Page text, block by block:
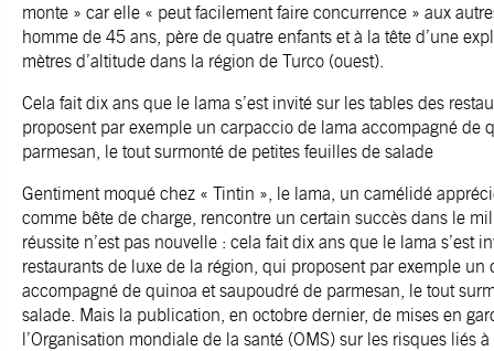
monte » car elle « peut facilement faire concurrence » aux
homme de 45 ans, père de quatre enfants et à la tête d’une
mètres d’altitude dans la région de Turco (ouest).
Cela fait dix ans que le lama s’est invité sur les tables des
proposent par exemple un carpaccio de lama accompagné de
parmesan, le tout surmonté de petites feuilles de salade
Gentiment moqué chez « Tintin », le lama, un camélidé
comme bête de charge, rencontre un certain succès dans le
réussite n’est pas nouvelle : cela fait dix ans que le lama s’est
restaurants de luxe de la région, qui proposent par exemple un
accompagné de quinoa et saupoudré de parmesan, le tout
salade. Mais la publication, en octobre dernier, de mises en
l’Organisation mondiale de la santé (OMS) sur les risques liés